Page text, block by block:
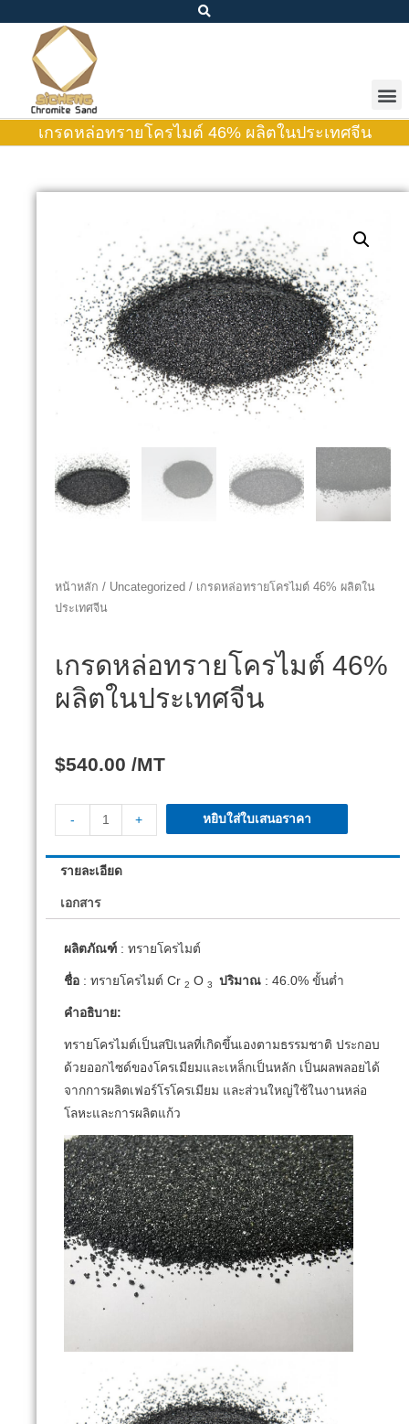
เกรดหล่อทรายโครไมต์ 46% ผลิตในประเทศจีน
หน้าหลัก / Uncategorized / เกรดหล่อทรายโครไมต์ 46% ผลิตใน
ประเทศจีน
เกรดหล่อทรายโครไมต์ 46%
ผลิตในประเทศจีน
$540.00 /MT
- + หยิบใส่ใบเสนอราคา
รายละเอียด
เอกสาร
ผลิตภัณฑ์ : ทรายโครไมต์
ชื่อ : ทรายโครไมต์ Cr 2 O 3 ปริมาณ : 46.0% ขั้นต่ำ
คำอธิบาย:
ทรายโครไมต์เป็นสปิเนลที่เกิดขึ้นเองตามธรรมชาติ ประกอบ
ด้วยออกไซด์ของโครเมียมและเหล็กเป็นหลัก เป็นผลพลอยได้
จากการผลิตเฟอร์โรโครเมียม และส่วนใหญ่ใช้ในงานหล่อ
โลหะและการผลิตแก้ว